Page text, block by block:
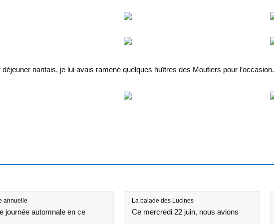
nantais, je lui avais ramené quelques huîtres des Moutiers pour l’occasion.
annuelle
journée automnale en ce
La balade des Lucines
Ce mercredi 22 juin, nous avions